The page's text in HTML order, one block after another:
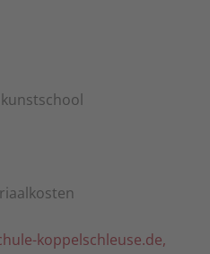
koppelschleuse.de,